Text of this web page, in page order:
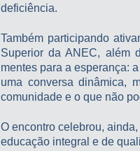
deficiência.
Também participando
Superior da ANEC, além
mentes para a esperança:
uma conversa dinâmica,
comunidade e o que não
O encontro celebrou,
educação integral e de